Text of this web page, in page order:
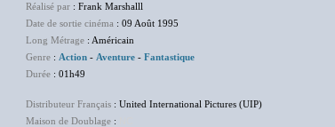
Réalisé par : Frank Marshalll
Date de sortie cinéma : 09 Août 1995
Long Métrage : Américain
Genre : Action - Aventure - Fantastique
Durée : 01h49
Distributeur Français : United International Pictures (UIP)
Maison de Doublage :